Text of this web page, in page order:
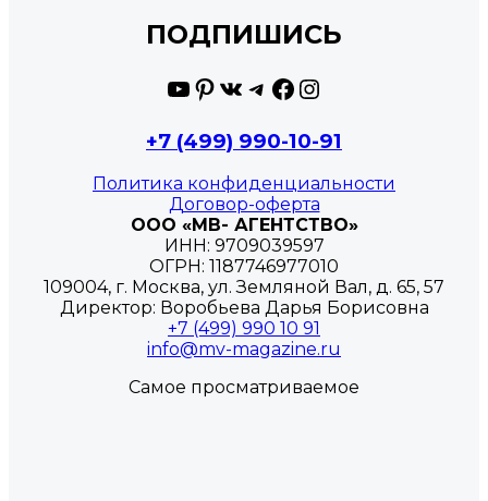
ПОДПИШИСЬ
YouTube
Pinterest
ВКонтакте
Telegram
Facebook
Instagram
+7 (499) 990-10-91
Политика конфиденциальности
Договор-оферта
ООО «МВ- АГЕНТСТВО»
ИНН: 9709039597
ОГРН: 1187746977010
109004, г. Москва, ул. Земляной Вал, д. 65, 57
Директор: Воробьева Дарья Борисовна
+7 (499) 990 10 91
info@mv-magazine.ru
Самое просматриваемое